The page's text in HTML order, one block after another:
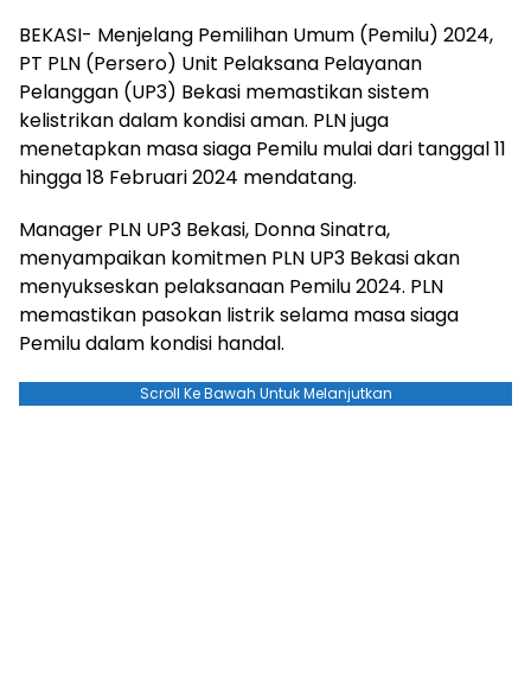
BEKASI- Menjelang Pemilihan Umum (Pemilu) 2024,
PT PLN (Persero) Unit Pelaksana Pelayanan
Pelanggan (UP3) Bekasi memastikan sistem
kelistrikan dalam kondisi aman. PLN juga
menetapkan masa siaga Pemilu mulai dari tanggal 11
hingga 18 Februari 2024 mendatang.
Manager PLN UP3 Bekasi, Donna Sinatra,
menyampaikan komitmen PLN UP3 Bekasi akan
menyukseskan pelaksanaan Pemilu 2024. PLN
memastikan pasokan listrik selama masa siaga
Pemilu dalam kondisi handal.
Scroll Ke Bawah Untuk Melanjutkan